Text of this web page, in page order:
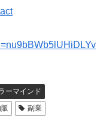
ーマインド
副業